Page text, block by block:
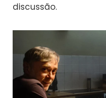
discussão.